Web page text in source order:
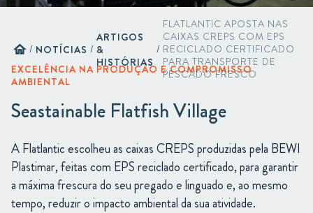
home / NOTÍCIAS /
ARTIGOS
&
HISTÓRIAS
/
FLATLANTIC APOSTA NAS
CAIXAS CREPS COM EPS
RECICLADO CERTIFICADO
PARA TRANSPORTE DE
PESCADO FRESCO
EXCELÊNCIA NA PRODUÇÃO E COMPROMISSO
AMBIENTAL
Seastainable Flatfish Village
A Flatlantic escolheu as caixas CREPS produzidas pela BEWI
Plastimar, feitas com EPS reciclado certificado, para garantir
a máxima frescura do seu pregado e linguado e, ao mesmo
tempo, reduzir o impacto ambiental da sua atividade.